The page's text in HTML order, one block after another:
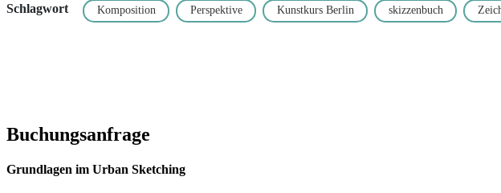
Schlagwort Komposition Perspektive Kunstkurs Berlin skizzenbuch
Buchungsanfrage
Grundlagen im Urban Sketching